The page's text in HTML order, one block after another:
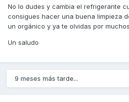
no lo habran cambiado nunca.
Saludos.
No lo dudes y cambia el refrigerante
consigues hacer una buena limpieza
un orgánico y ya te olvidas por
Un saludo
9 meses más tarde...